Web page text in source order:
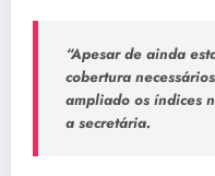
“Apesar de ainda
cobertura
ampliado os índices
a secretária.